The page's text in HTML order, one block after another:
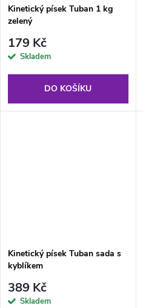
Kinetický písek Tuban 1 kg
zelený
179 Kč
Skladem
DO KOŠÍKU
Kinetický písek Tuban sada s
kyblíkem
389 Kč
Skladem